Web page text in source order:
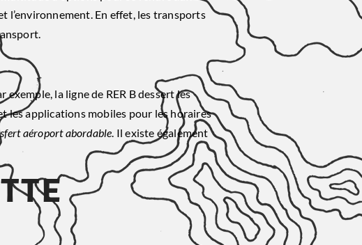
l’environnement. En effet, les transports
la ligne de RER B dessert les
les applications mobiles pour les horaires
aéroport abordable . Il existe également